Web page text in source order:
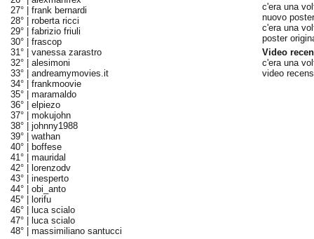
27° | frank bernardi
28° | roberta ricci
29° | fabrizio friuli
30° | frascop
31° | vanessa zarastro
32° | alesimoni
33° | andreamymovies.it
34° | frankmoovie
35° | maramaldo
36° | elpiezo
37° | mokujohn
38° | johnny1988
39° | wathan
40° |
boffese
41° | mauridal
42° |
lorenzodv
43° | inesperto
44° | obi_anto
45° |
lorifu
46° |
luca scialo
47° |
luca scialo
48° | massimiliano santucci
c'era una
nuovo
c'era una
poster
Video
c'era una
video